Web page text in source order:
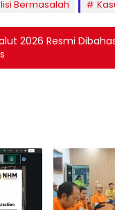
Bermasalah
2026 Resmi